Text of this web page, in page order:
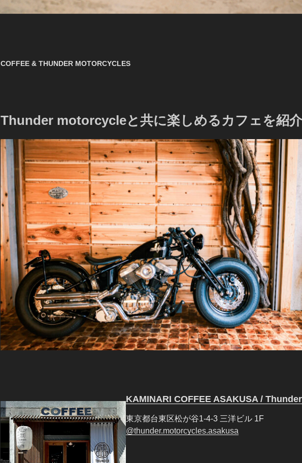
COFFEE & THUNDER MOTORCYCLES
Thunder motorcycleと共に楽しめるカフェを紹介
KAMINARI COFFEE ASAKUSA /
東京都台東区松が谷1-4-3 三洋ビル 1F
@thunder.motorcycles.asakusa